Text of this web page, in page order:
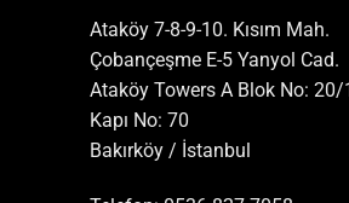
Ataköy 7-8-9-10. Kısım Mah.
Çobançeşme E-5 Yanyol Cad.
Ataköy Towers A Blok No: 20/
Kapı No: 70
Bakırköy / İstanbul